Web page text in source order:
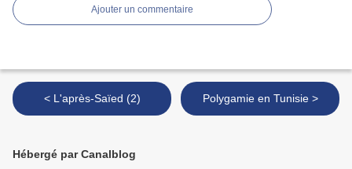
Ajouter un commentaire
< L'après-Saïed (2) Polygamie en Tunisie >
Hébergé par Canalblog